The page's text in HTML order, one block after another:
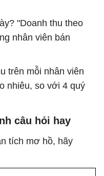
"Doanh thu theo
nhân viên bán
trên mỗi nhân viên
nhiêu, so với 4 quý
câu hỏi hay
tích mơ hồ, hãy